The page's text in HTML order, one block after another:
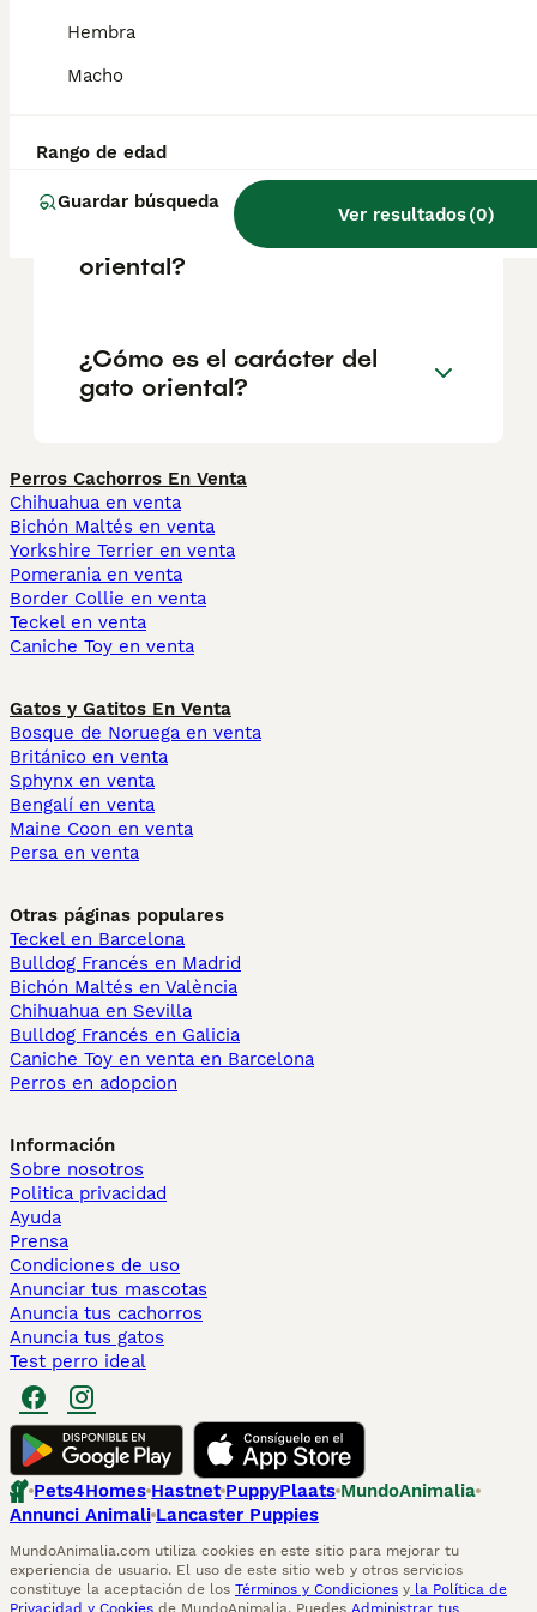
Hembra
Macho
Rango de edad
Guardar búsqueda
Ver resultados(0)
¿Qué es un gato de pelo
¿Cuáles son las
características del gato
oriental?
¿Cómo es el carácter del
gato oriental?
Perros Cachorros En Venta
Chihuahua en venta
Bichón Maltés en venta
Yorkshire Terrier en venta
Pomerania en venta
Border Collie en venta
Teckel en venta
Caniche Toy en venta
Gatos y Gatitos En Venta
Bosque de Noruega en venta
Británico en venta
Sphynx en venta
Bengalí en venta
Maine Coon en venta
Persa en venta
Otras páginas populares
Teckel en Barcelona
Bulldog Francés en Madrid
Bichón Maltés en València
Chihuahua en Sevilla
Bulldog Francés en Galicia
Caniche Toy en venta en Barcelona
Perros en adopcion
Información
Sobre nosotros
Politica privacidad
Ayuda
Prensa
Condiciones de uso
Anunciar tus mascotas
Anuncia tus cachorros
Anuncia tus gatos
Test perro ideal
Pets4Homes Hastnet PuppyPlaats MundoAnimalia
Annunci Animali Lancaster Puppies
MundoAnimalia.com utiliza cookies en este sitio para mejorar tu
experiencia de usuario. El uso de este sitio web y otros servicios
constituye la aceptación de los Términos y Condiciones y la Política de